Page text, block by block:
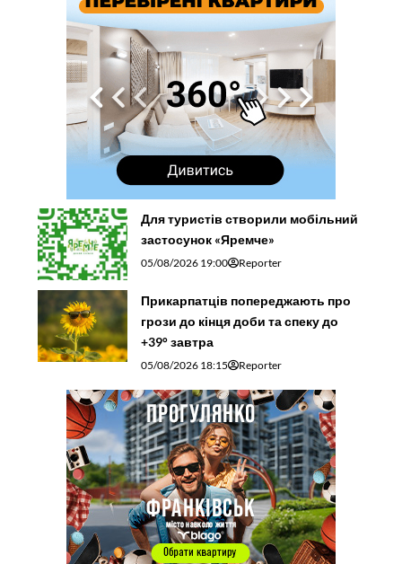
Для туристів створили мобільний
застосунок «Яремче»
05/08/2026 19:00 Reporter
Прикарпатців попереджають про
грози до кінця доби та спеку до
+39° завтра
05/08/2026 18:15 Reporter